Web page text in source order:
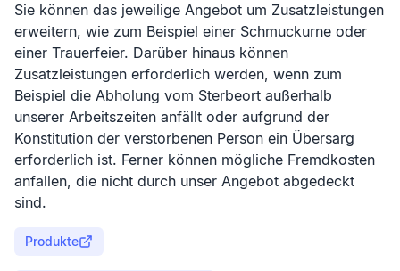
Sie können das jeweilige Angebot um Zusatzleistungen
erweitern, wie zum Beispiel einer Schmuckurne oder
einer Trauerfeier. Darüber hinaus können
Zusatzleistungen erforderlich werden, wenn zum
Beispiel die Abholung vom Sterbeort außerhalb
unserer Arbeitszeiten anfällt oder aufgrund der
Konstitution der verstorbenen Person ein Übersarg
erforderlich ist. Ferner können mögliche Fremdkosten
anfallen, die nicht durch unser Angebot abgedeckt
sind.
Produkte